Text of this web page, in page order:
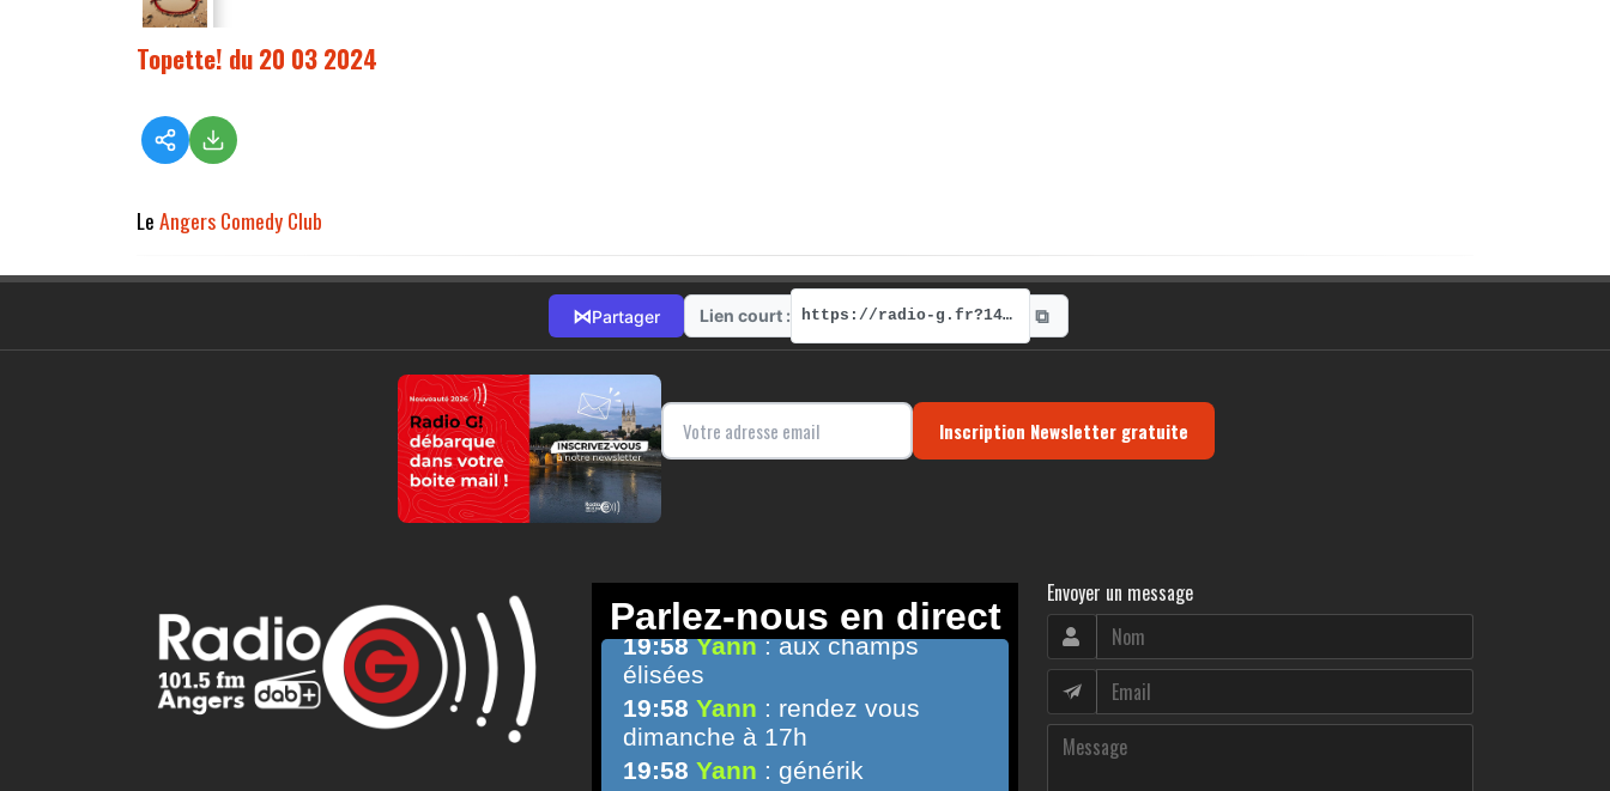
Topette! du 20 03 2024
LeAngers Comedy Club
⋈Partager Lien court : https://radio-g.fr?14215 ⧉
Inscription Newsletter gratuite
Envoyer un message